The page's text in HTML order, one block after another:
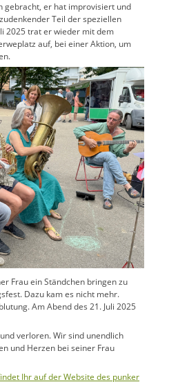
gebracht, er hat improvisiert und
Teil der speziellen
2025 trat er wieder mit dem
auf, bei einer Aktion, um
Frau ein Ständchen bringen zu
Dazu kam es nicht mehr.
Am Abend des 21. Juli 2025
verloren. Wir sind unendlich
und Herzen bei seiner Frau
Ihr auf der Website des punker